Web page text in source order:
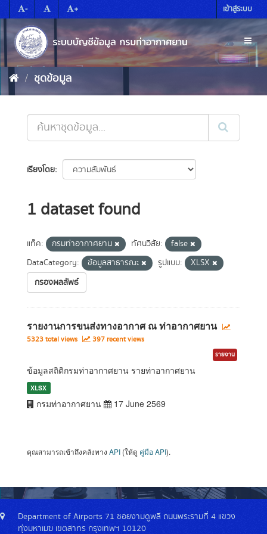
to
content
- + เข้าสู่ระบบ
ชุดข้อมูล
เรียงโดย
1 dataset found
แท็ค: กรมท่าอากาศยาน ทัศนวิสัย:
false
DataCategory:
ข้อมูลสาธารณะ รูปแบบ:
XLSX
กรองผลลัพธ์
รายงานการขนส่งทางอากาศ ณ ท่าอากาศยาน
5323 total views 397 recent views
รายงาน
ข้อมูลสถิติกรมท่าอากาศยาน รายท่าอากาศยาน
XLSX
กรมท่าอากาศยาน 17 June 2569
คุณสามารถเข้าถึงคลังทาง API (ให้ดู คู่มือ API).
Department of Airports 71 ซอยงามดูพลี ถนนพระรามที่ 4 แขวง
ทุ่งมหาเมฆ เขตสาทร กรุงเทพฯ 10120